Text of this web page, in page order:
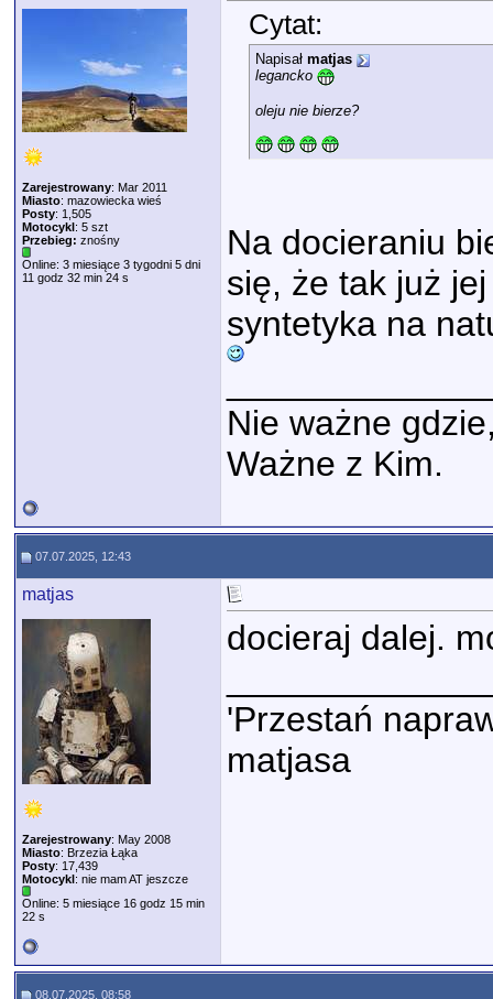
Zarejestrowany: Mar 2011
Miasto: mazowiecka wieś
Posty: 1,505
Motocykl: 5 szt
Przebieg: znośny
Online: 3 miesiące 3 tygodni 5 dni
11 godz 32 min 24 s
Cytat:
Napisał matjas
legancko
oleju nie bierze?
Na docieraniu
się, że tak już
syntetyka na
Nie ważne
Ważne z Kim.
07.07.2025, 12:43
matjas
Zarejestrowany: May 2008
Miasto: Brzezia Łąka
Posty: 17,439
Motocykl: nie mam AT jeszcze
Online: 5 miesiące 16 godz 15 min
22 s
docieraj dalej.
'Przestań
matjasa
08.07.2025, 08:58